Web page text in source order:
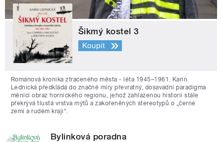
Šikmý kostel 3
Koupit
Románová kronika ztraceného města - léta 1945–1961. Karin
Lednická předkládá do značné míry převratný, dosavadní paradigma
měnící obraz hornického regionu, jehož zahlazenou historii stále
překrývá tlustá vrstva mýtů a zakořeněných stereotypů o „černé
zemi a rudém kraji“.
Bylinková poradna